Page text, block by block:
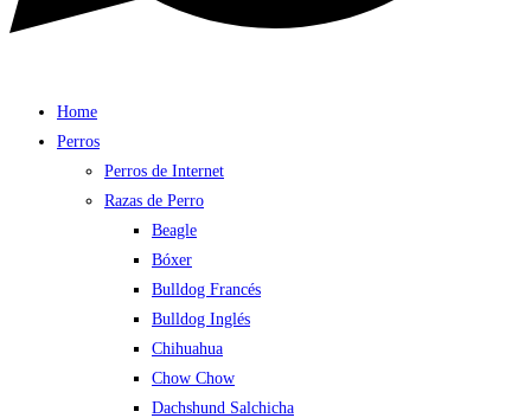
Home
Perros
Perros de Internet
Razas de Perro
Beagle
Bóxer
Bulldog Francés
Bulldog Inglés
Chihuahua
Chow Chow
Dachshund Salchicha